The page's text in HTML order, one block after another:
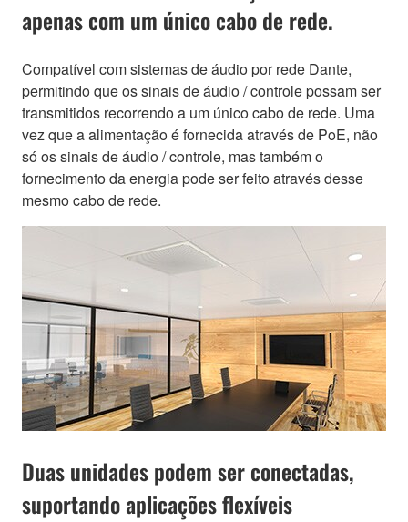
apenas com um único cabo de rede.
Compatível com sistemas de áudio por rede Dante,
permitindo que os sinais de áudio / controle possam ser
transmitidos recorrendo a um único cabo de rede. Uma
vez que a alimentação é fornecida através de PoE, não
só os sinais de áudio / controle, mas também o
fornecimento da energia pode ser feito através desse
mesmo cabo de rede.
Duas unidades podem ser conectadas,
suportando aplicações flexíveis